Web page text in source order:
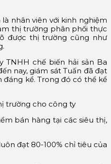
nhân viên với kinh nghiệm
thị trường phân phối thực
được thị trường cũng như
TNHH chế biến hải sản Ba
nay, giám sát Tuấn đã đạt
kể. Trong đó có thể kể
trường cho công ty
bán hàng tại các siêu thị,
đạt 80-100% chỉ tiêu của